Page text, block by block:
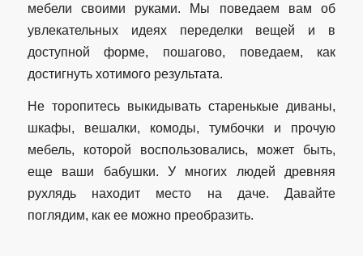
мебели своими руками. Мы поведаем вам об
увлекательных идеях переделки вещей и в
доступной форме, пошагово, поведаем, как
достигнуть хотимого результата.
Не торопитесь выкидывать старенькые диваны,
шкафы, вешалки, комоды, тумбочки и прочую
мебель, которой воспользовались, может быть,
еще ваши бабушки. У многих людей древняя
рухлядь находит место на даче. Давайте
поглядим, как ее можно преобразить.